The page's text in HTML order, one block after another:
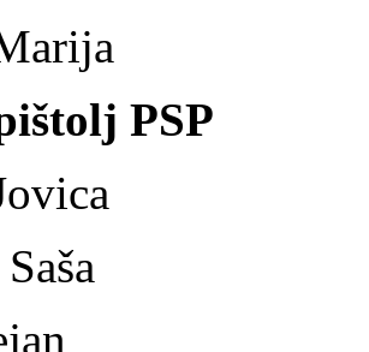
Marija
PSP
Jovica
Saša
Dejan